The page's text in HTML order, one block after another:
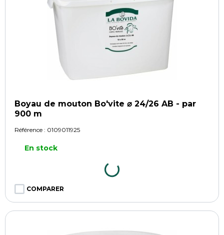
Boyau de mouton Bo'vite ⌀ 24/26 AB - par
900 m
Référence : 0109011925
En stock
COMPARER